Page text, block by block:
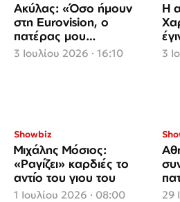
Ακύλας: «Όσο ήμουν
στη Eurovision, ο
πατέρας μου
νοσηλευόταν πολύ
3 Ιουλίου 2026 · 16:10
Η
3
Showbiz
Μιχάλης Μόσιος:
«Ραγίζει» καρδιές το
αντίο του γιου του
1 Ιουλίου 2026 · 08:00
με
29